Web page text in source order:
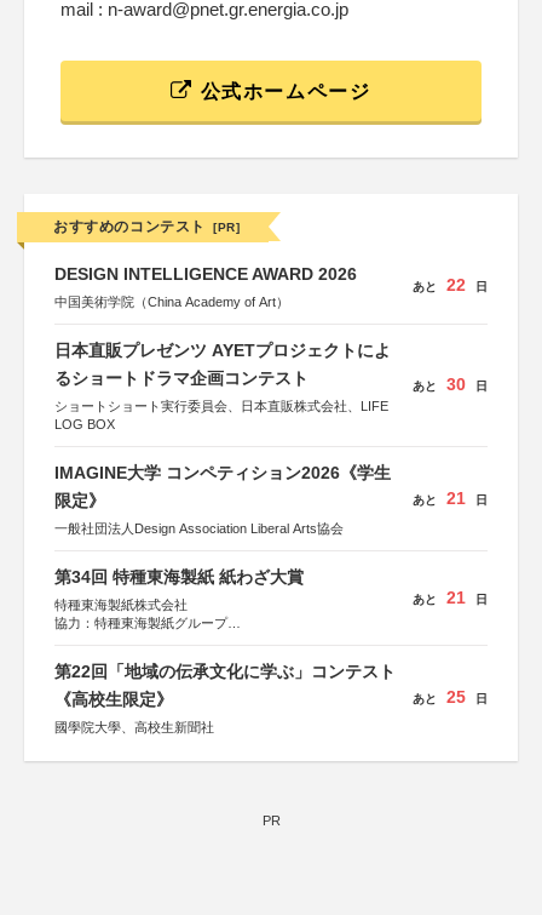
mail : n-award@pnet.gr.energia.co.jp
公式ホームページ
おすすめのコンテスト [PR]
DESIGN INTELLIGENCE AWARD 2026
中国美術学院（China Academy of Art）
あと 22 日
日本直販プレゼンツ AYETプロジェクトによ
るショートドラマ企画コンテスト
ショートショート実行委員会、日本直販株式会社、LIFE
LOG BOX
あと 30 日
IMAGINE大学 コンペティション2026《学生
限定》
一般社団法人Design Association Liberal Arts協会
あと 21 日
第34回 特種東海製紙 紙わざ大賞
特種東海製紙株式会社
協力：特種東海製紙グループ
あと 21 日
第22回「地域の伝承文化に学ぶ」コンテスト
《高校生限定》
國學院大學、高校生新聞社
あと 25 日
PR